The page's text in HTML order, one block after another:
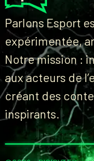
Parlons Esport
expérimentée,
Notre mission :
aux acteurs de
créant des
inspirants.